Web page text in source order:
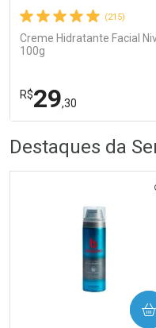
(215)
Creme Hidratante Facial
100g
R$29,30
Laboratório
Por Menos
Destaques da
COMPRAR